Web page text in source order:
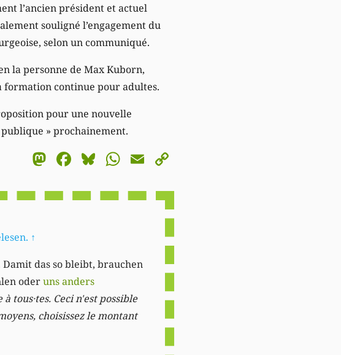
l’ancien président et actuel
souligné l’engagement du
selon un communiqué.
la personne de Max Kuborn,
formation continue pour adultes.
pour une nouvelle
»prochainement.
Mastodon
Facebook
Bluesky
WhatsApp
Email
↑
das so bleibt, brauchen
oderuns anders
tous·tes. Ceci n'est possible
choisissez le montant